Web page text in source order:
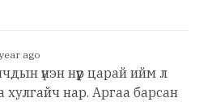
ago
үнэн нүүр царай ийм л
нар. Аргаа барсан